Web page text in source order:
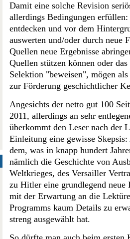
Damit eine solche Revision
allerdings Bedingungen
entdecken und vor dem
auswerten und/oder durch neue
Quellen neue Ergebnisse
Quellen stützen können oder
Selektion "beweisen", mögen
zur Förderung geschichtlicher
Angesichts der netto gut 100
2011, allerdings an sehr
überkommt den Leser nach der
Einleitung eine gewisse
dem, was in knapp hundert
nämlich die Geschichte von
Weltkrieges, des Versailler
zu Hitler eine grundlegend
mit der Erwartung an die
Programms kaum Details zu
streng ausgewählt hat.